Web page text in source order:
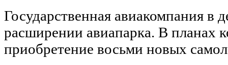
Государственная авиакомпания в
расширении авиапарка. В планах
приобретение восьми новых